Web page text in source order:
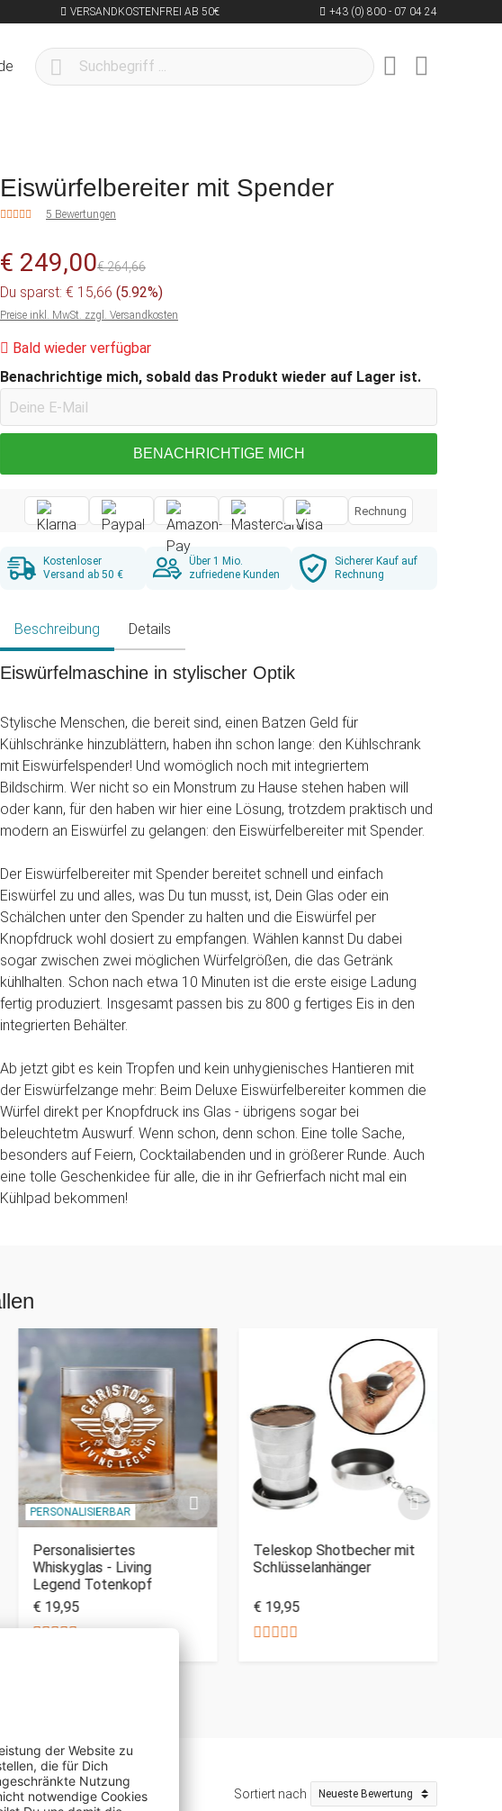
VERSANDKOSTENFREI AB 50€ +43 (0) 800 - 07 04 24
Eiswürfelbereiter mit Spender
5 Bewertungen
€ 249,00€ 264,66
Du sparst: € 15,66 (5.92%)
Preise inkl. MwSt. zzgl. Versandkosten
Bald wieder verfügbar
Benachrichtige mich, sobald das Produkt wieder auf Lager ist.
BENACHRICHTIGE MICH
Rechnung
Kostenloser
Versand ab 50 €
Über 1 Mio.
zufriedene Kunden
Sicherer Kauf auf
Rechnung
Beschreibung Details
Eiswürfelmaschine in stylischer Optik
Stylische Menschen, die bereit sind, einen Batzen Geld für
Kühlschränke hinzublättern, haben ihn schon lange: den Kühlschrank
mit Eiswürfelspender! Und womöglich noch mit integriertem
Bildschirm. Wer nicht so ein Monstrum zu Hause stehen haben will
oder kann, für den haben wir hier eine Lösung, trotzdem praktisch und
modern an Eiswürfel zu gelangen: den Eiswürfelbereiter mit Spender.
Der Eiswürfelbereiter mit Spender bereitet schnell und einfach
Eiswürfel zu und alles, was Du tun musst, ist, Dein Glas oder ein
Schälchen unter den Spender zu halten und die Eiswürfel per
Knopfdruck wohl dosiert zu empfangen. Wählen kannst Du dabei
sogar zwischen zwei möglichen Würfelgrößen, die das Getränk
kühlhalten. Schon nach etwa 10 Minuten ist die erste eisige Ladung
fertig produziert. Insgesamt passen bis zu 800 g fertiges Eis in den
integrierten Behälter.
Ab jetzt gibt es kein Tropfen und kein unhygienisches Hantieren mit
der Eiswürfelzange mehr: Beim Deluxe Eiswürfelbereiter kommen die
Würfel direkt per Knopfdruck ins Glas - übrigens sogar bei
beleuchtetm Auswurf. Wenn schon, denn schon. Eine tolle Sache,
besonders auf Feiern, Cocktailabenden und in größerer Runde. Auch
eine tolle Geschenkidee für alle, die in ihr Gefrierfach nicht mal ein
Kühlpad bekommen!
PERSONALISIERBAR
Personalisiertes
Whiskyglas - Living
Legend Totenkopf
€ 19,95
Teleskop Shotbecher mit
Schlüsselanhänger
€ 19,95
Sortiert nach